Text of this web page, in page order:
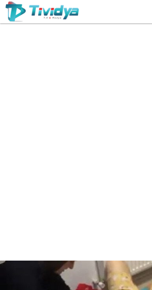
evden
eve
nakliyat